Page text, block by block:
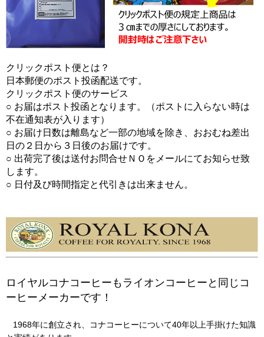
クリックポスト便とは？
日本郵便のポスト投函配送です。
クリックポスト便のサービス
○ お届はポスト投函となります。（ポストに入らない時は
不在通知表が入ります）
○ お届け日数は離島など一部の地域を除き、おおむね差出
日の２日から３日後のお届けです。
○ 出荷完了後は送付お問合せＮＯをメールにてお知らせ致
します。
○ 日付及び時間指定と代引きは出来ません。
ロイヤルコナコーヒーもライオンコーヒーと同じコ
ーヒーメーカーです！
1968年に創立され、コナコーヒーについて40年以上手掛けた知識